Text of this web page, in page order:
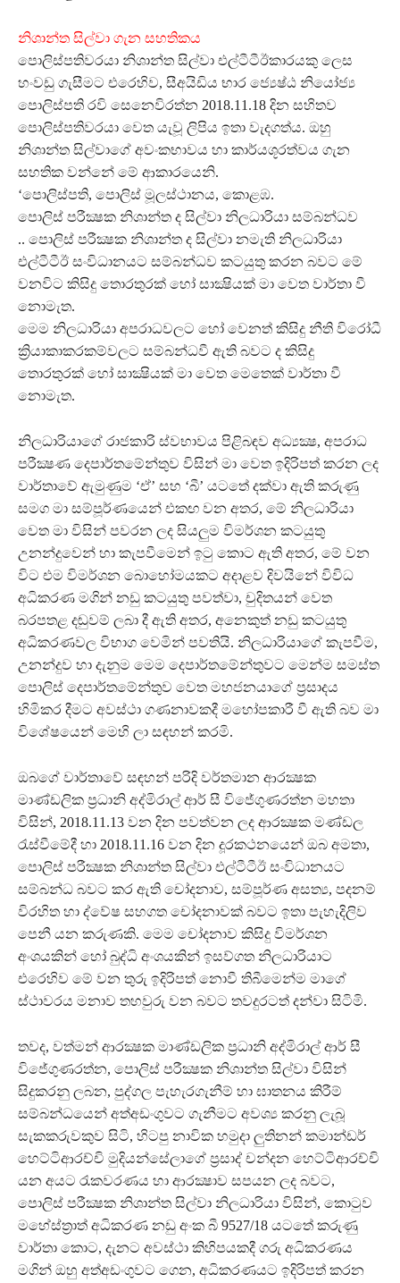
නිශාන්ත සිල්වා ගැන සහතිකය
පොලිස්පතිවරයා නිශාන්ත සිල්වා එල්ටීටීඊකාරයකු ලෙස
හංවඩු ගැසීමට එරෙහිව, සීඅයිඩිය භාර ජ්‍යෙෂ්ඨ නියෝජ්‍ය
පොලිස්පති රවි සෙනෙවිරත්න 2018.11.18 දින සහිතව
පොලිස්පතිවරයා වෙත යැවූ ලිපිය ඉතා වැදගත්ය. ඔහු
නිශාන්ත සිල්වාගේ අවංකභාවය හා කාර්යශූරත්වය ගැන
සහතික වන්නේ මේ ආකාරයෙනි.
‘පොලිස්පති, පොලිස් මූලස්ථානය, කොළඹ.
පොලිස් පරීක්‍ෂක නිශාන්ත ද සිල්වා නිලධාරියා සම්බන්ධව
.. පොලිස් පරීක්‍ෂක නිශාන්ත ද සිල්වා නමැති නිලධාරියා
එල්ටීටීඊ සංවිධානයට සම්බන්ධව කටයුතු කරන බවට මේ
වනවිට කිසිදු තොරතුරක් හෝ සාක්‍ෂියක් මා වෙත වාර්තා වී
නොමැත.
මෙම නිලධාරියා අපරාධවලට හෝ වෙනත් කිසිදු නීති විරෝධී
ක්‍රියාකාකරකම්වලට සම්බන්ධවී ඇති බවට ද කිසිදු
තොරතුරක් හෝ සාක්‍ෂියක් මා වෙත මෙතෙක් වාර්තා වී
නොමැත.
නිලධාරියාගේ රාජකාරි ස්වභාවය පිළිබඳව අධ්‍යක්‍ෂ, අපරාධ
පරීක්‍ෂණ දෙපාර්තමේන්තුව විසින් මා වෙත ඉදිරිපත් කරන ලද
වාර්තාවේ ඇමුණුම ‘ඒ’ සහ ‘බී’ යටතේ දක්වා ඇති කරුණු
සමග මා සම්පූර්ණයෙන් එකඟ වන අතර, මේ නිලධාරියා
වෙත මා විසින් පවරන ලද සියලුම විමර්ශන කටයුතු
උනන්දුවෙන් හා කැපවීමෙන් ඉටු කොට ඇති අතර, මේ වන
විට එම විමර්ශන බොහෝමයකට අදාළව දිවයිනේ විවිධ
අධිකරණ මගින් නඩු කටයුතු පවත්වා, චුදිතයන් වෙත
බරපතළ දඬුවම් ලබා දී ඇති අතර, අනෙකුත් නඩු කටයුතු
අධිකරණවල විභාග වෙමින් පවතියි. නිලධාරියාගේ කැපවීම,
උනන්දුව හා දැනුම මෙම දෙපාර්තමේන්තුවට මෙන්ම සමස්ත
පොලිස් දෙපාර්තමේන්තුව වෙත මහජනයාගේ ප්‍රසාදය
හිමිකර දීමට අවස්ථා ගණනාවකදී මහෝපකාරී වී ඇති බව මා
විශේෂයෙන් මෙහි ලා සඳහන් කරමි.
ඔබගේ වාර්තාවේ සඳහන් පරිදි වර්තමාන ආරක්‍ෂක
මාණ්ඩලික ප්‍රධානි අද්මිරාල් ආර් සී විජේගුණරත්න මහතා
විසින්, 2018.11.13 වන දින පවත්වන ලද ආරක්‍ෂක මණ්ඩල
රැස්වීමේදී හා 2018.11.16 වන දින දූරකථනයෙන් ඔබ අමතා,
පොලිස් පරීක්‍ෂක නිශාන්ත සිල්වා එල්ටීටීඊ සංවිධානයට
සම්බන්ධ බවට කර ඇති චෝදනාව, සම්පූර්ණ අසත්‍ය, පදනම්
විරහිත හා ද්වේෂ සහගත චෝදනාවක් බවට ඉතා පැහැදිලිව
පෙනී යන කරුණකි. මෙම චෝදනාව කිසිදු විමර්ශන
අංශයකින් හෝ බුද්ධි අංශයකින් ඉසව්ගත නිලධාරියාට
එරෙහිව මේ වන තුරු ඉදිරිපත් නොවී තිබීමෙන්ම මාගේ
ස්ථාවරය මනාව තහවුරු වන බවට තවදුරටත් දන්වා සිටිමි.
තවද, වත්මන් ආරක්‍ෂක මාණ්ඩලික ප්‍රධානි අද්මිරාල් ආර් සී
විජේගුණරත්න, පොලිස් පරීක්‍ෂක නිශාන්ත සිල්වා විසින්
සිදුකරනු ලබන, පුද්ගල පැහැරගැනීම් හා ඝාතනය කිරීම්
සම්බන්ධයෙන් අත්අඩංගුවට ගැනීමට අවශ්‍ය කරනු ලැබූ
සැකකරුවකුව සිටි, හිටපු නාවික හමුදා ලුතිනන් කමාන්ඩර්
හෙට්ටිආරච්චි මුදියන්සේලාගේ ප්‍රසාද් චන්දන හෙට්ටිආරච්චි
යන අයට රැකවරණය හා ආරක්‍ෂාව සපයන ලද බවට,
පොලිස් පරීක්‍ෂක නිශාන්ත සිල්වා නිලධාරියා විසින්, කොටුව
මහේස්ත්‍රාත් අධිකරණ නඩු අංක බී 9527/18 යටතේ කරුණු
වාර්තා කොට, දැනට අවස්ථා කිහිපයකදී ගරු අධිකරණය
මගින් ඔහු අත්අඩංගුවට ගෙන, අධිකරණයට ඉදිරිපත් කරන